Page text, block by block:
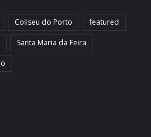
Coliseu do Porto
featured
Santa Maria da Feira